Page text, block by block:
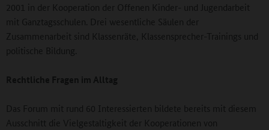
2001 in der Kooperation der Offenen Kinder- und Jugendarbeit
mit Ganztagsschulen. Drei wesentliche Säulen der
Zusammenarbeit sind Klassenräte, Klassensprecher-Trainings und
politische Bildung.
Rechtliche Fragen im Alltag
Das Forum mit rund 60 Interessierten bildete bereits mit diesem
Ausschnitt die Vielgestaltigkeit der Kooperationen von